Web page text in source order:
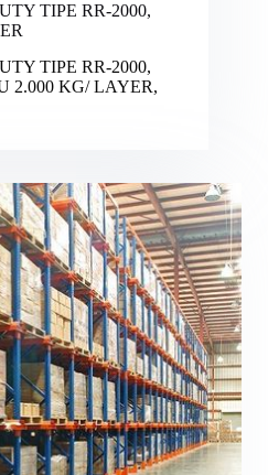
TIPE RR-2000,
TIPE RR-2000,
2.000 KG/ LAYER,